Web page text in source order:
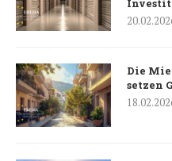
Die
setzen